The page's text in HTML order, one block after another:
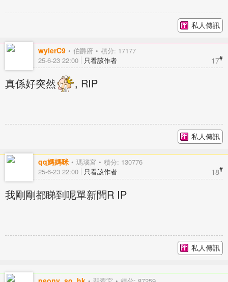
私人傳訊
wylerC9 伯爵府 積分: 17177
17#
25-6-23 22:00 只看該作者
真係好突然 , RIP
私人傳訊
qq媽媽咪 瑪瑙宮 積分: 130776
18#
25-6-23 22:00 只看該作者
我剛剛都睇到呢單新聞R IP
私人傳訊